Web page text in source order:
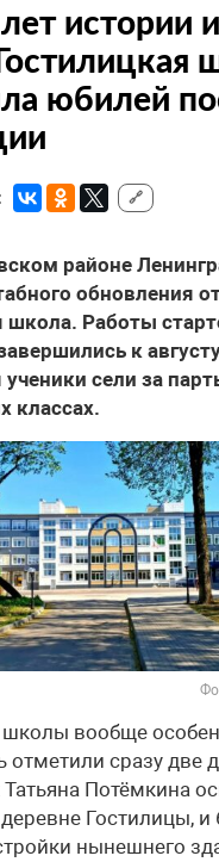
истории
юбилей
🔗
районе
обновления
школа. Работы
к
ученики сели за
классах.
школы вообще
отметили сразу две
Татьяна Потёмкина
Гостилицы, и
нынешнего